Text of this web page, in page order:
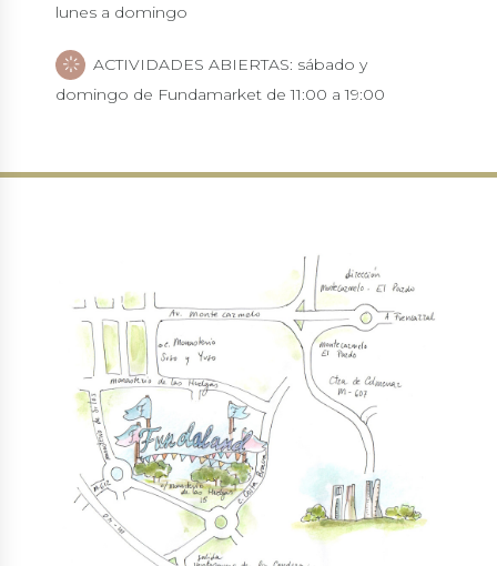
lunes a domingo
ACTIVIDADES ABIERTAS: sábado y
domingo de Fundamarket de 11:00 a 19:00